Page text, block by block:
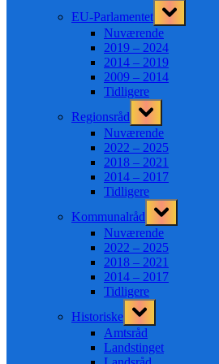
EU-Parlamentet
Toggle
sub-
menu
Nuværende
2019 – 2024
2014 – 2019
2009 – 2014
Tidligere
Regionsråd
Toggle
sub-
menu
Nuværende
2022 – 2025
2018 – 2021
2014 – 2017
Tidligere
Kommunalråd
Toggle
sub-
menu
Nuværende
2022 – 2025
2018 – 2021
2014 – 2017
Tidligere
Historiske
Toggle
sub-
menu
Amtsråd
Landstinget